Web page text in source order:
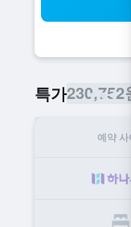
특가230,752원
예약 사